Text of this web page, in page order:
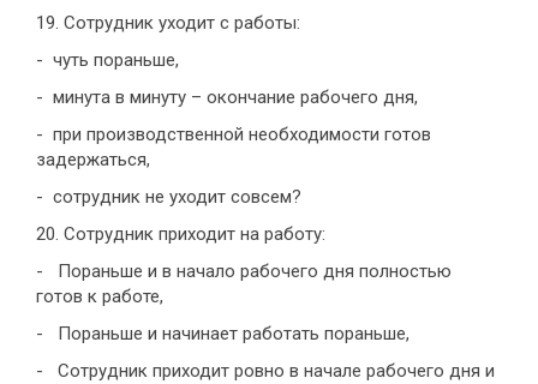
19. Сотрудник уходит с работы:
- чуть пораньше,
- минута в минуту – окончание рабочего дня,
- при производственной необходимости готов
задержаться,
- сотрудник не уходит совсем?
20. Сотрудник приходит на работу:
- Пораньше и в начало рабочего дня полностью
готов к работе,
- Пораньше и начинает работать пораньше,
- Сотрудник приходит ровно в начале рабочего дня и